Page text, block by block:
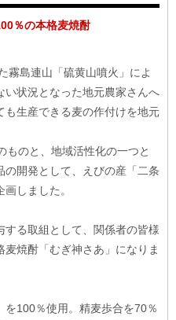
％の本格麦焼酎
霧島連山「硫黄山噴火」によ
い状況となった地元農家さんへ
生産できる麦の作付けを地元
ものと、地域活性化の一つと
の開発として、えびの産「二条
しました。
る取組として、関係者の皆様
焼酎「むぎ神さあ」になりま
を100％使用。精麦歩合を70％